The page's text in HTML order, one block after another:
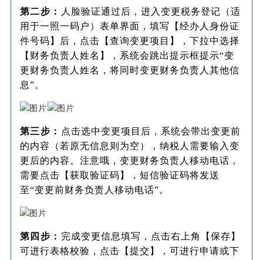
第二步：
人脸验证通过后，进入变更税务登记（适
用于一照一码户）表单界面，填写【经办人身份证
件号码】后，点击【查询变更项目】，下拉中选择
【财务负责人姓名】，系统会跳出提示框提示“变
更财务负责人姓名，将同时变更财务负责人其他信
息”。
第三步： 点击选中变更项目后，系统会带出变更前
的内容（若原无信息则为空），纳税人需要输入变
更后的内容。注意哦，变更财务负责人移动电话，
需要点击【获取验证码】，短信验证码将发送
至“变更前财务负责人移动电话”。
第四步： 完成变更信息填写，点击右上角【保存】
可进行表格校验，点击【提交】，可进行申请或下